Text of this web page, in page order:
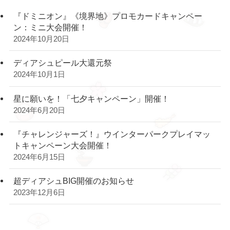
『ドミニオン』《境界地》プロモカードキャンペー
ン：ミニ大会開催！
2024年10月20日
ディアシュピール大還元祭
2024年10月1日
星に願いを！「七夕キャンペーン」開催！
2024年6月20日
『チャレンジャーズ！』ウインターパークプレイマッ
トキャンペーン大会開催！
2024年6月15日
超ディアシュBIG開催のお知らせ
2023年12月6日